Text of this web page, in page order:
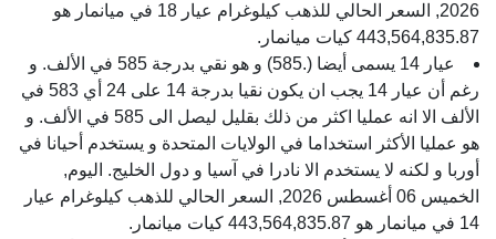
2026, السعر الحالي للذهب كيلوغرام عيار 18 في ميانمار هو
443,564,835.87 كيات ميانمار.
عيار 14 يسمى أيضا (.585) و هو نقي بدرجة 585 في الألف. و
رغم أن عيار 14 يجب ان يكون نقيا بدرجة 14 على 24 أي 583 في
الألف الا انه عمليا اكثر من ذلك بقليل ليصل الى 585 في الألف. و
هو عمليا الأكثر استخداما في الولايات المتحدة و يستخدم أحيانا في
أوربا و لكنه لا يستخدم الا نادرا في آسيا و دول الخليج. اليوم,
الخميس 06 أغسطس 2026, السعر الحالي للذهب كيلوغرام عيار
14 في ميانمار هو 443,564,835.87 كيات ميانمار.